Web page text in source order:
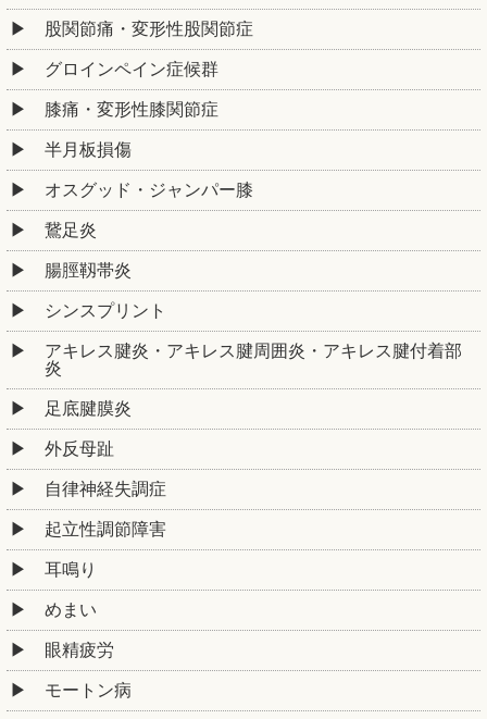
股関節痛・変形性股関節症
グロインペイン症候群
膝痛・変形性膝関節症
半月板損傷
オスグッド・ジャンパー膝
鵞足炎
腸脛靱帯炎
シンスプリント
アキレス腱炎・アキレス腱周囲炎・アキレス腱付着部
炎
足底腱膜炎
外反母趾
自律神経失調症
起立性調節障害
耳鳴り
めまい
眼精疲労
モートン病